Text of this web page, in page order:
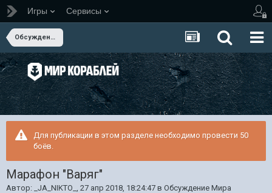
Игры Сервисы
Обсуждение Мира Кораблей
Для публикации в этом разделе необходимо провести 50
боёв.
Марафон "Варяг"
Автор: _JA_NIKTO_ , 27 апр 2018, 18:24:47 в Обсуждение Мира